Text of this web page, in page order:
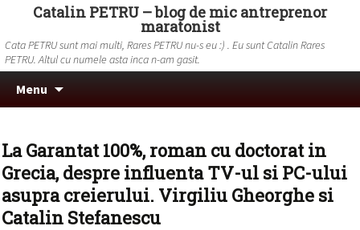
Catalin PETRU – blog de mic antreprenor
maratonist
Cata PETRU sunt mai multi, Rares PETRU nu-s eu :) . Eu sunt Catalin Rares
PETRU. Altul cu numele asta inca n-am gasit.
Menu
La Garantat 100%, roman cu doctorat in
Grecia, despre influenta TV-ul si PC-ului
asupra creierului. Virgiliu Gheorghe si
Catalin Stefanescu